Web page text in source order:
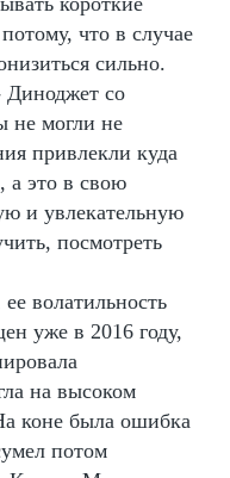
что в случае
сильно.
Диноджет со
не могли не
привлекли куда
а это в свою
и увлекательную
посмотреть
волатильность
уже в 2016 году,
на высоком
коне была ошибка
потом